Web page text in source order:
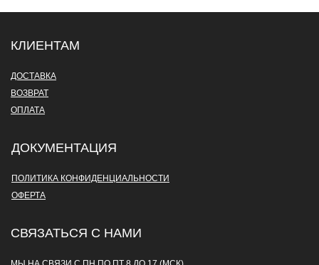
СВЯЗАТЬСЯ С НАМИ
КЛИЕНТАМ
ДОСТАВКА
ВОЗВРАТ
ПОЛИТИКА КОНФИДЕНЦИАЛЬНОСТИ
ОФЕРТА
ДОКУМЕНТАЦИЯ
ОПЛАТА